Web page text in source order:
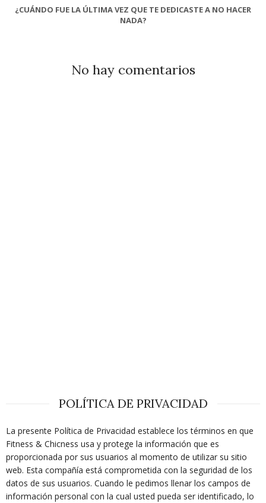
¿CUÁNDO FUE LA ÚLTIMA VEZ QUE TE DEDICASTE A NO HACER
NADA?
No hay comentarios
POLÍTICA DE PRIVACIDAD
La presente Política de Privacidad establece los términos en que
Fitness & Chicness usa y protege la información que es
proporcionada por sus usuarios al momento de utilizar su sitio
web. Esta compañía está comprometida con la seguridad de los
datos de sus usuarios. Cuando le pedimos llenar los campos de
información personal con la cual usted pueda ser identificado, lo